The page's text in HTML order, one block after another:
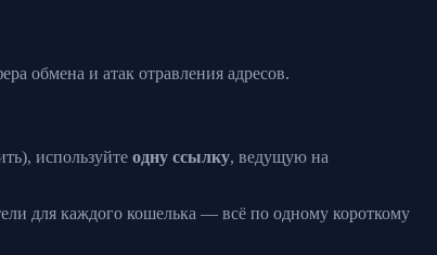
обмена и атак отравления адресов.
используйте одну ссылку, ведущую на
для каждого кошелька — всё по одному короткому